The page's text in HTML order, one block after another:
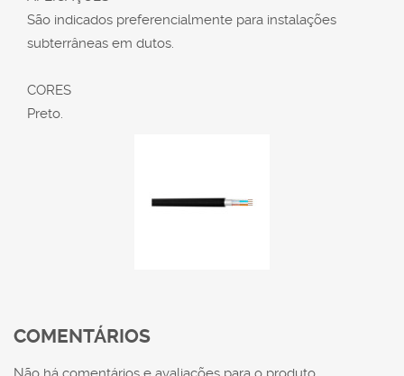
São indicados preferencialmente para instalações
subterrâneas em dutos.
CORES
Preto.
COMENTÁRIOS